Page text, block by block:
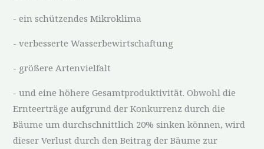
- ein schützendes Mikroklima
- verbesserte Wasserbewirtschaftung
- größere Artenvielfalt
- und eine höhere Gesamtproduktivität. Obwohl die
Ernteerträge aufgrund der Konkurrenz durch die
Bäume um durchschnittlich 20% sinken können, wird
dieser Verlust durch den Beitrag der Bäume zur